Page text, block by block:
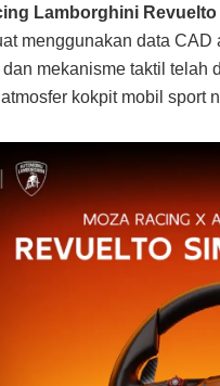
Lamborghini Revuelto
menggunakan data
mekanisme taktil telah
kokpit mobil sport